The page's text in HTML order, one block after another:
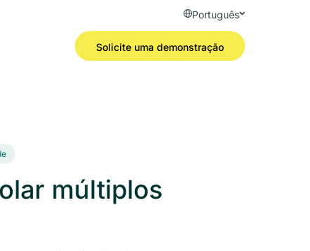
Português
Solicite uma demonstração
múltiplos